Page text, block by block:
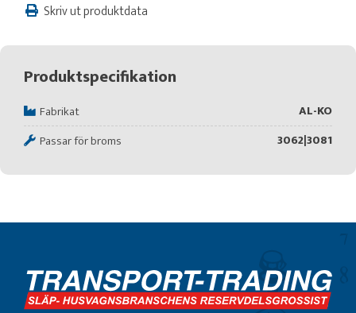
Skriv ut produktdata
Produktspecifikation
Fabrikat
AL-KO
Passar för broms
3062|3081